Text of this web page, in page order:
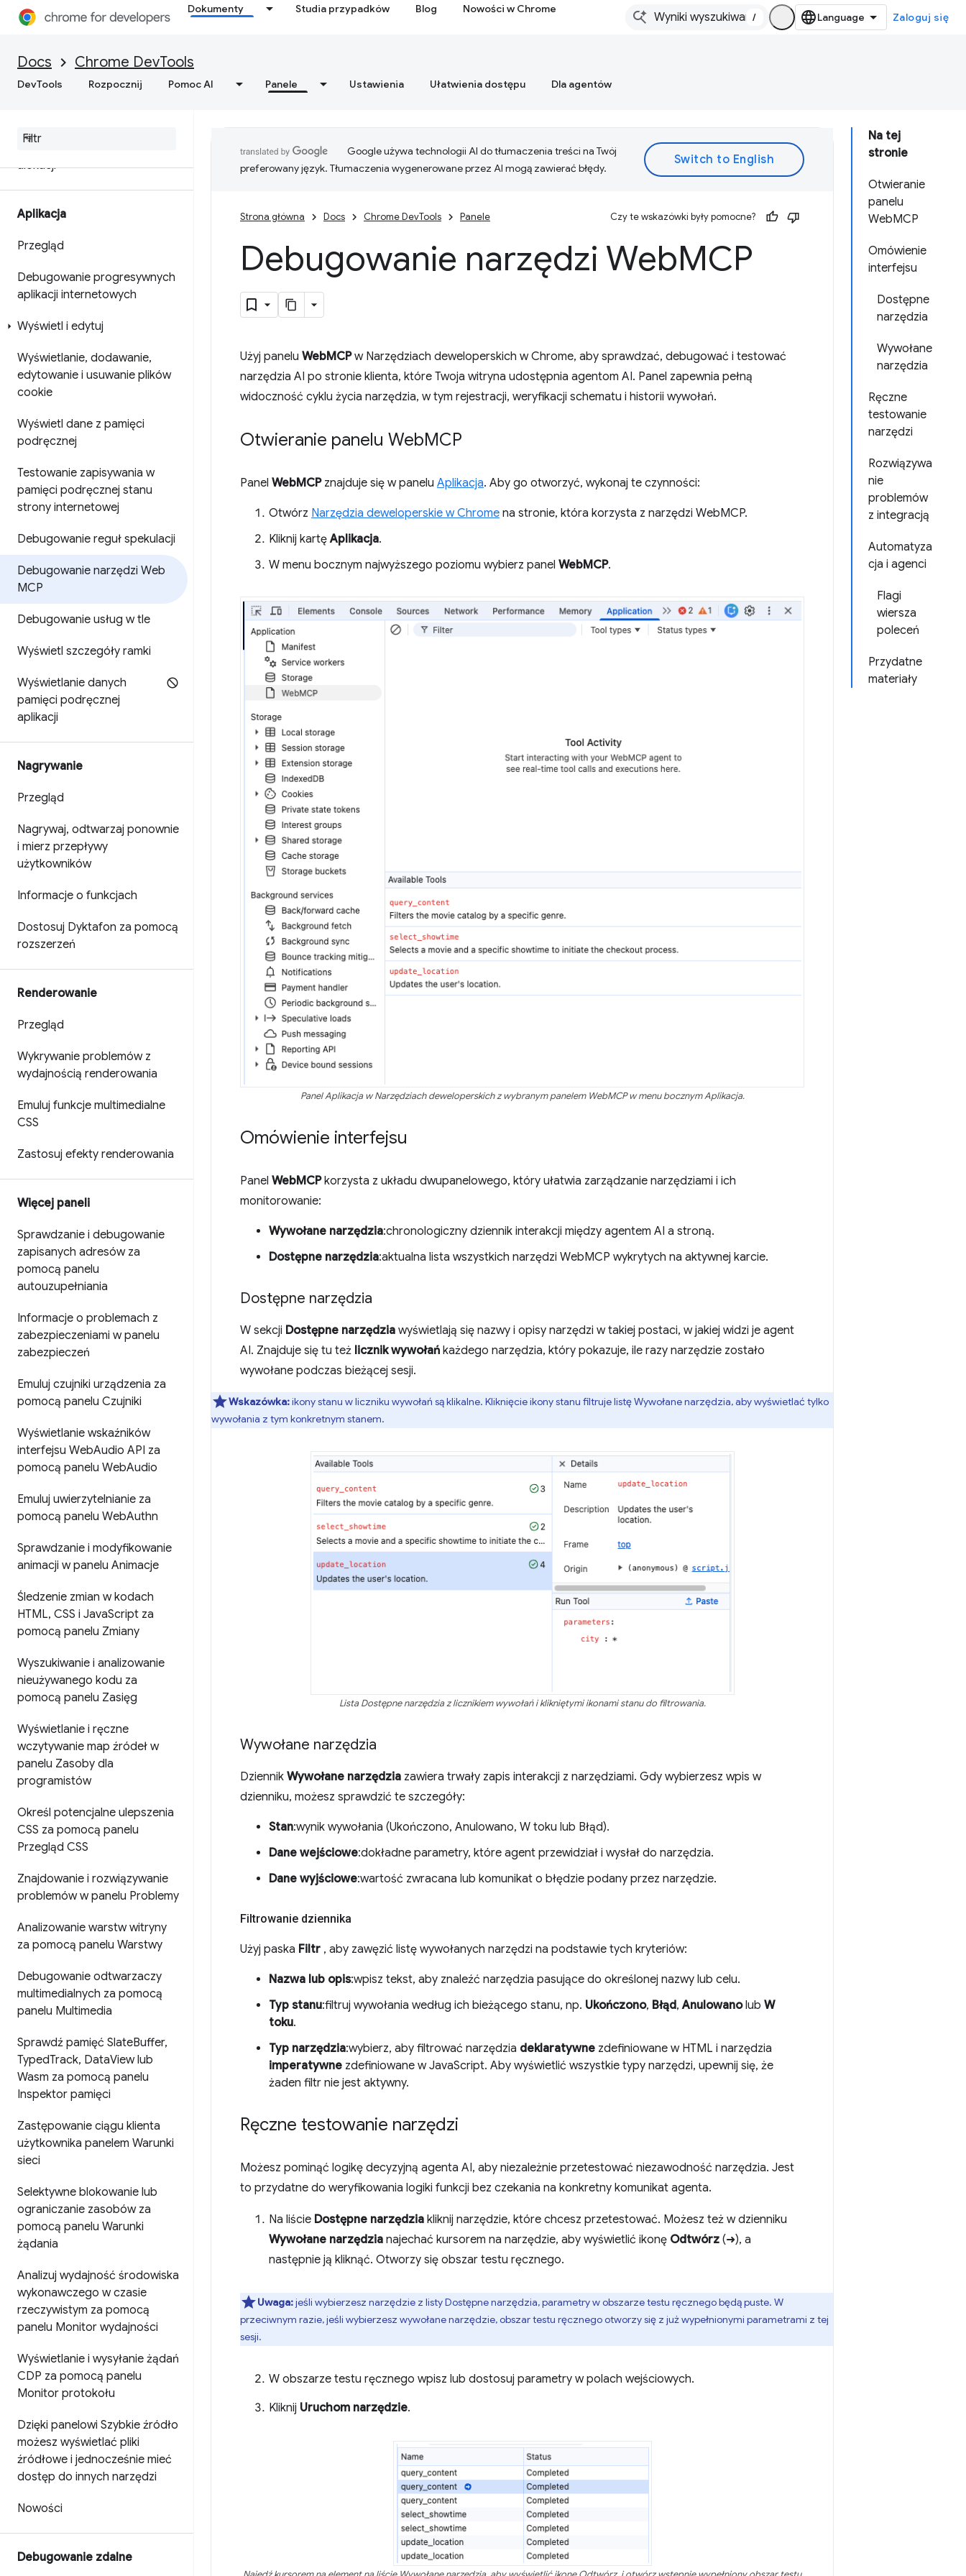
Dokumenty Studia przypadków Blog Nowości w Chrome
/ Zaloguj się
Docs Chrome DevTools
DevTools Rozpocznij Pomoc AI Panele Ustawienia Ułatwienia dostępu Dla agentów
Terminologia związana z
Rozwiązywanie problemów z
pamięcią
alokacji
Aplikacja
Przegląd
Debugowanie progresywnych
aplikacji internetowych
Wyświetl i edytuj
Wyświetlanie, dodawanie,
edytowanie i usuwanie plików
cookie
Wyświetl dane z pamięci
podręcznej
Testowanie zapisywania w
pamięci podręcznej stanu
strony internetowej
Debugowanie reguł spekulacji
Debugowanie narzędzi Web
MCP
Debugowanie usług w tle
Wyświetl szczegóły ramki
Wyświetlanie danych
pamięci podręcznej
aplikacji
Nagrywanie
Przegląd
Nagrywaj, odtwarzaj ponownie
i mierz przepływy
użytkowników
Informacje o funkcjach
Dostosuj Dyktafon za pomocą
rozszerzeń
Renderowanie
Przegląd
Wykrywanie problemów z
wydajnością renderowania
Emuluj funkcje multimedialne
CSS
Zastosuj efekty renderowania
Więcej paneli
Sprawdzanie i debugowanie
zapisanych adresów za
pomocą panelu
autouzupełniania
Informacje o problemach z
zabezpieczeniami w panelu
zabezpieczeń
Emuluj czujniki urządzenia za
pomocą panelu Czujniki
Wyświetlanie wskaźników
interfejsu WebAudio API za
pomocą panelu WebAudio
Emuluj uwierzytelnianie za
pomocą panelu WebAuthn
Sprawdzanie i modyfikowanie
animacji w panelu Animacje
Śledzenie zmian w kodach
HTML, CSS i JavaScript za
pomocą panelu Zmiany
Wyszukiwanie i analizowanie
nieużywanego kodu za
pomocą panelu Zasięg
Wyświetlanie i ręczne
wczytywanie map źródeł w
panelu Zasoby dla
programistów
Określ potencjalne ulepszenia
CSS za pomocą panelu
Przegląd CSS
Znajdowanie i rozwiązywanie
problemów w panelu Problemy
Analizowanie warstw witryny
za pomocą panelu Warstwy
Debugowanie odtwarzaczy
multimedialnych za pomocą
panelu Multimedia
Sprawdź pamięć SlateBuffer,
TypedTrack, DataView lub
Wasm za pomocą panelu
Inspektor pamięci
Zastępowanie ciągu klienta
użytkownika panelem Warunki
sieci
Selektywne blokowanie lub
ograniczanie zasobów za
pomocą panelu Warunki
żądania
Analizuj wydajność środowiska
wykonawczego w czasie
rzeczywistym za pomocą
panelu Monitor wydajności
Wyświetlanie i wysyłanie żądań
CDP za pomocą panelu
Monitor protokołu
Dzięki panelowi Szybkie źródło
możesz wyświetlać pliki
źródłowe i jednocześnie mieć
dostęp do innych narzędzi
Nowości
Debugowanie zdalne
Na tej
stronie
Otwieranie
panelu
WebMCP
Omówienie
interfejsu
Dostępne
narzędzia
Wywołane
narzędzia
Ręczne
testowanie
narzędzi
Rozwiązywa
nie
problemów
z integracją
Automatyza
cja i agenci
Flagi
wiersza
poleceń
Przydatne
materiały
Google używa technologii AI do tłumaczenia treści na Twój
preferowany język. Tłumaczenia wygenerowane przez AI mogą zawierać błędy.
Strona główna Docs Chrome DevTools Panele Czy te wskazówki były pomocne?
Debugowanie narzędzi WebMCP
Użyj panelu WebMCPw Narzędziach deweloperskich w Chrome, aby sprawdzać, debugować i testować
narzędzia AI po stronie klienta, które Twoja witryna udostępnia agentom AI. Panel zapewnia pełną
widoczność cyklu życia narzędzia, w tym rejestracji, weryfikacji schematu i historii wywołań.
Otwieranie panelu WebMCP
Panel WebMCPznajduje się w panelu Aplikacja. Aby go otworzyć, wykonaj te czynności:
Otwórz Narzędzia deweloperskie w Chrome na stronie, która korzysta z narzędzi WebMCP.
Kliknij kartęAplikacja.
W menu bocznym najwyższego poziomu wybierz panel WebMCP.
Panel Aplikacja w Narzędziach deweloperskich z wybranym panelem WebMCP w menu bocznym Aplikacja.
Omówienie interfejsu
Panel WebMCPkorzysta z układu dwupanelowego, który ułatwia zarządzanie narzędziami i ich
monitorowanie:
Wywołane narzędzia:chronologiczny dziennik interakcji między agentem AI a stroną.
Dostępne narzędzia:aktualna lista wszystkich narzędzi WebMCP wykrytych na aktywnej karcie.
Dostępne narzędzia
W sekcji Dostępne narzędzia wyświetlają się nazwy i opisy narzędzi w takiej postaci, w jakiej widzi je agent
AI. Znajduje się tu też licznik wywołań każdego narzędzia, który pokazuje, ile razy narzędzie zostało
wywołane podczas bieżącej sesji.
Wskazówka:ikony stanu w liczniku wywołań są klikalne. Kliknięcie ikony stanu filtruje listę Wywołane narzędzia, aby wyświetlać tylko
wywołania z tym konkretnym stanem.
Lista Dostępne narzędzia z licznikiem wywołań i klikniętymi ikonami stanu do filtrowania.
Wywołane narzędzia
Dziennik Wywołane narzędzia zawiera trwały zapis interakcji z narzędziami. Gdy wybierzesz wpis w
dzienniku, możesz sprawdzić te szczegóły:
Stan:wynik wywołania (Ukończono, Anulowano, W toku lub Błąd).
Dane wejściowe:dokładne parametry, które agent przewidział i wysłał do narzędzia.
Dane wyjściowe:wartość zwracana lub komunikat o błędzie podany przez narzędzie.
Filtrowanie dziennika
Użyj paska Filtr , aby zawęzić listę wywołanych narzędzi na podstawie tych kryteriów:
Nazwa lub opis:wpisz tekst, aby znaleźć narzędzia pasujące do określonej nazwy lub celu.
Typ stanu:filtruj wywołania według ich bieżącego stanu, np. Ukończono, Błąd,Anulowanolub W
toku.
Typ narzędzia:wybierz, aby filtrować narzędzia deklaratywne zdefiniowane w HTML i narzędzia
imperatywne zdefiniowane w JavaScript. Aby wyświetlić wszystkie typy narzędzi, upewnij się, że
żaden filtr nie jest aktywny.
Ręczne testowanie narzędzi
Możesz pominąć logikę decyzyjną agenta AI, aby niezależnie przetestować niezawodność narzędzia. Jest
to przydatne do weryfikowania logiki funkcji bez czekania na konkretny komunikat agenta.
Na liście Dostępne narzędzia kliknij narzędzie, które chcesz przetestować. Możesz też w dzienniku
Wywołane narzędzia najechać kursorem na narzędzie, aby wyświetlić ikonę Odtwórz (➜), a
następnie ją kliknąć. Otworzy się obszar testu ręcznego.
Uwaga:jeśli wybierzesz narzędzie z listy Dostępne narzędzia, parametry w obszarze testu ręcznego będą puste. W
przeciwnym razie, jeśli wybierzesz wywołane narzędzie, obszar testu ręcznego otworzy się z już wypełnionymi parametrami z tej
sesji.
W obszarze testu ręcznego wpisz lub dostosuj parametry w polach wejściowych.
Kliknij Uruchom narzędzie.